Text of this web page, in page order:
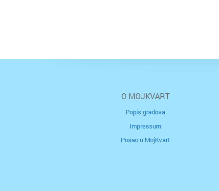
O MOJKVART
Popis gradova
Impressum
Posao u MojKvart